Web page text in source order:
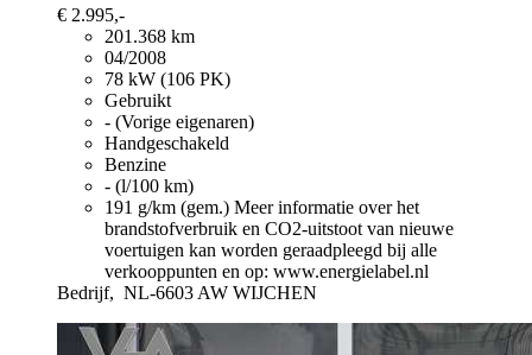
€ 2.995,-
201.368 km
04/2008
78 kW (106 PK)
Gebruikt
- (Vorige eigenaren)
Handgeschakeld
Benzine
- (l/100 km)
191 g/km (gem.) Meer informatie over het
brandstofverbruik en CO2-uitstoot van nieuwe
voertuigen kan worden geraadpleegd bij alle
verkooppunten en op: www.energielabel.nl
Bedrijf, NL-6603 AW WIJCHEN